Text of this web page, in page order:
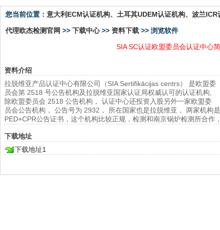
您当前位置： 意大利ECM认证机构、土耳其UDEM认证机构、波兰
代理欧杰检测官网 >> 下载中心>> 资料下载 >> 浏览软件
SIA SC认证欧盟委员会认证中心
资料介绍
拉脱维亚产品认证中心有限公司（SIA Sertifikācijas centrs） 是欧盟委
员会第 2518 号公告机构及拉脱维亚国家认证局权威认可的认证机构,
除欧盟委员会 2518 公告机构， 认证中心还投资入股另外一家欧盟委
员会公告机构， 公告号为 2932， 所在国家也是拉脱维亚， 两家机构
PED+CPR公告证书，这个机构比较正规，检测和南京锅炉检测所合作
下载地址
下载地址1